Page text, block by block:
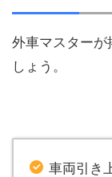
外車マスターが
しょう。
車両引き